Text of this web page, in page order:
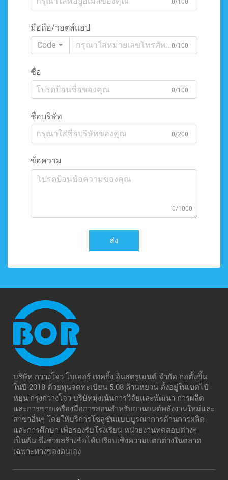
0/100
มือถือ/วอตส์แอป
Code
0/100
ชื่อ
0/100
ชื่อบริษัท
0/200
ข้อความ
0/1000
ส่ง
บริษัท กวางโจว โบเออร์ เทคกิ้ง อินสตรูเมนต์ จำกัด ก่อตั้งขึ้น
ในปี 2018 ด้วยทุนจดทะเบียน 5.08 ล้านหยวน ตั้งอยู่ในเขตไป๋
หยุน กรุงกวางโจว บริษัทมุ่งเน้นการวิจัยและพัฒนา การผลิต
และการขายเครื่องมือการสอนสำหรับยานยนต์พลังงานใหม่และ
สาขาอื่นๆ โดยให้บริการโซลูชันแบบบูรณาการด้านการผลิต
และการศึกษา เพื่อรองรับโรงเรียน หน่วยงานทดสอบต่างๆ
เป็นต้น ซึ่งช่วยสร้างข้อได้เปรียบเชิงความแตกต่างในตลาด
เฉพาะทางของตนเอง